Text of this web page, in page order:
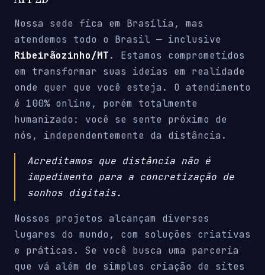
Nossa sede fica em Brasília, mas
atendemos todo o Brasil — inclusive
Ribeirãozinho/MT. Estamos comprometidos
em transformar suas ideias em realidade
onde quer que você esteja. O atendimento
é 100% online, porém totalmente
humanizado: você se sente próximo de
nós, independentemente da distância.
Acreditamos que distância não é
impedimento para a concretização de
sonhos digitais.
Nossos projetos alcançam diversos
lugares do mundo, com soluções criativas
e práticas. Se você busca uma parceria
que vá além de simples criação de sites